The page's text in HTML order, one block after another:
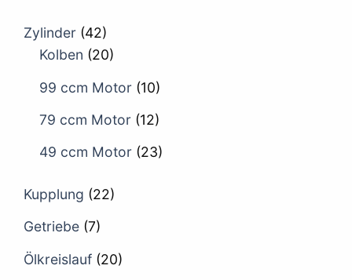
Zylinder (42)
Kolben (20)
99 ccm Motor (10)
79 ccm Motor (12)
49 ccm Motor (23)
Kupplung (22)
Getriebe (7)
Ölkreislauf (20)